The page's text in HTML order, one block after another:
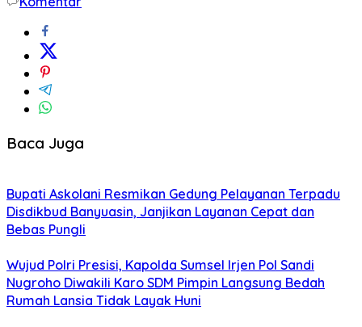
Baca Juga
Bupati Askolani Resmikan Gedung Pelayanan Terpadu
Disdikbud Banyuasin, Janjikan Layanan Cepat dan
Bebas Pungli
Wujud Polri Presisi, Kapolda Sumsel Irjen Pol Sandi
Nugroho Diwakili Karo SDM Pimpin Langsung Bedah
Rumah Lansia Tidak Layak Huni